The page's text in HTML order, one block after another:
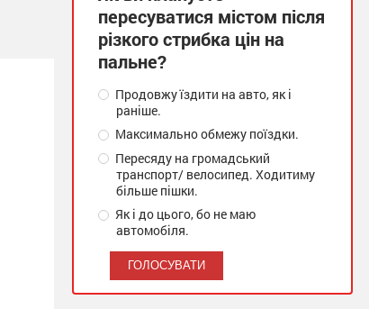
пересуватися містом після
різкого стрибка цін на
пальне?
Продовжу їздити на авто, як і
раніше.
Максимально обмежу поїздки.
Пересяду на громадський
транспорт/ велосипед. Ходитиму
більше пішки.
Як і до цього, бо не маю
автомобіля.